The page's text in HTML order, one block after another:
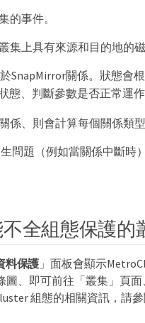
的事件。
集上具有來源和目的地的磁
SnapMirror關係。狀態會
態、判斷參數是否正常運
、則會計算每個關係類型
問題（例如當關係中斷時
全組態保護的
料保護 」面板會顯示
、即可前往「叢集」頁
組態的相關資訊，請